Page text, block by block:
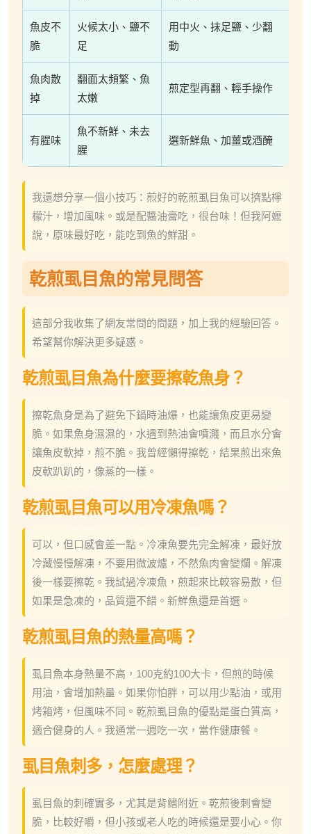
魚皮不
脆
火候太小、鹽不
足
用中火、抹足鹽、少翻
動
魚肉散
掉
翻面太頻繁、魚
太嫩
煎定型再翻、輕手操作
有腥味
魚不新鮮、未去
腥
選新鮮魚、加薑或酒醃
我還想分享一個小技巧：煎好的乾煎虱目魚可以擠點檸
檬汁，增加風味。或是配醬油膏吃，很台味！但我阿嬷
說，原味最好吃，能吃到魚的鮮甜。
乾煎虱目魚的常見問答
這部分我收集了網友常問的問題，加上我的經驗回答。
希望幫你解決更多疑惑。
乾煎虱目魚為什麼要擦乾魚身？
擦乾魚身是為了避免下鍋時油爆，也能讓魚皮更易變
脆。如果魚身濕濕的，水遇到熱油會噴濺，而且水分會
讓魚皮軟掉，煎不脆。我曾經懶得擦乾，結果煎出來魚
皮軟趴趴的，像蒸的一樣。
乾煎虱目魚可以用冷凍魚嗎？
可以，但口感會差一點。冷凍魚要先完全解凍，最好放
冷藏慢慢解凍，不要用微波爐，不然魚肉會變爛。解凍
後一樣要擦乾。我試過冷凍魚，煎起來比較容易散，但
如果是急凍的，品質還不錯。新鮮魚還是首選。
乾煎虱目魚的熱量高嗎？
虱目魚本身熱量不高，100克約100大卡，但煎的時候
用油，會增加熱量。如果你怕胖，可以用少點油，或用
烤箱烤，但風味不同。乾煎虱目魚的優點是蛋白質高，
適合健身的人。我通常一週吃一次，當作健康餐。
虱目魚刺多，怎麼處理？
虱目魚的刺確實多，尤其是背鳍附近。乾煎後刺會變
脆，比較好嚼，但小孩或老人吃的時候還是要小心。你